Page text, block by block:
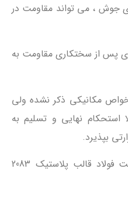
و دمای جوش ، می تواند مقاومت در
پس از سختکاری مقاومت به
خواص مکانیکی ذکر نشده ولی
استحکام نهایی و تسلیم به
بپذیرد.
خواص ذکر شده تاثیری در قیمت فولاد قالب پلاستیک 2083